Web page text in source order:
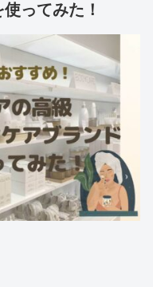
ってみた！